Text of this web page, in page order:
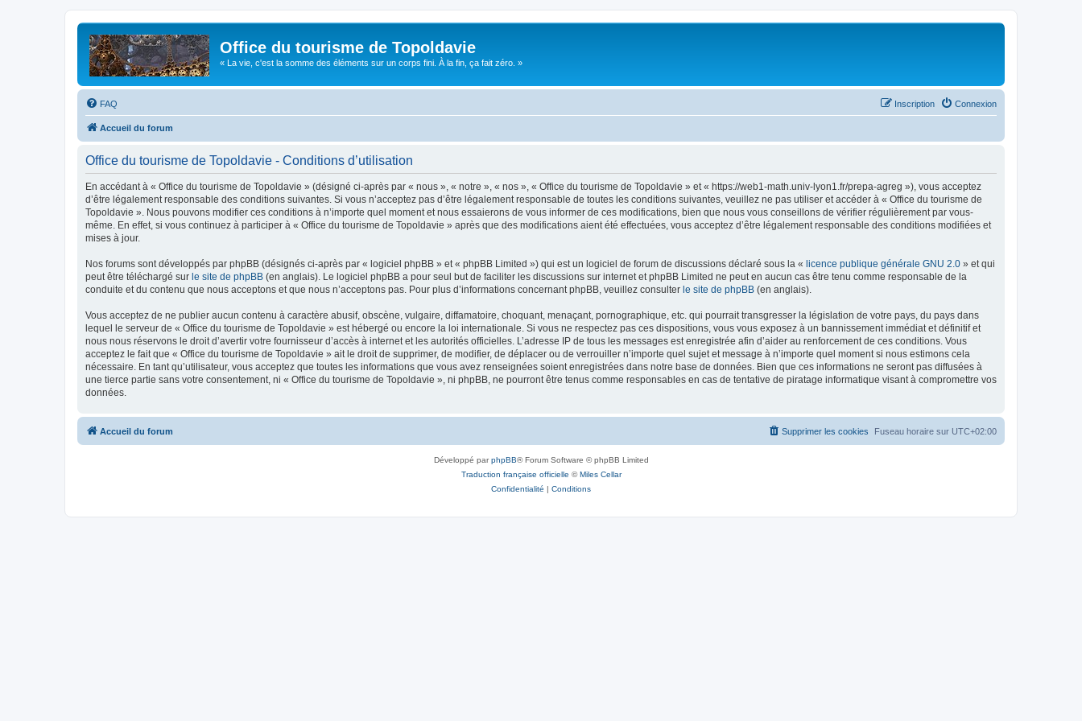
Office du tourisme de Topoldavie
« La vie, c'est la somme des éléments sur un corps fini. À la fin, ça fait zéro. »
FAQ Connexion
Inscription
Accueil du forum
Office du tourisme de Topoldavie - Conditions d’utilisation
En accédant à « Office du tourisme de Topoldavie » (désigné ci-après par « nous », « notre », « nos », « Office du tourisme de Topoldavie » et « https://web1-math.univ-lyon1.fr/prepa-agreg »), vous acceptez
d’être légalement responsable des conditions suivantes. Si vous n’acceptez pas d’être légalement responsable de toutes les conditions suivantes, veuillez ne pas utiliser et accéder à « Office du tourisme de
Topoldavie ». Nous pouvons modifier ces conditions à n’importe quel moment et nous essaierons de vous informer de ces modifications, bien que nous vous conseillons de vérifier régulièrement par vous-
même. En effet, si vous continuez à participer à « Office du tourisme de Topoldavie » après que des modifications aient été effectuées, vous acceptez d’être légalement responsable des conditions modifiées et
mises à jour.
Nos forums sont développés par phpBB (désignés ci-après par « logiciel phpBB » et « phpBB Limited ») qui est un logiciel de forum de discussions déclaré sous la « licence publique générale GNU 2.0 » et qui
peut être téléchargé sur le site de phpBB (en anglais). Le logiciel phpBB a pour seul but de faciliter les discussions sur internet et phpBB Limited ne peut en aucun cas être tenu comme responsable de la
conduite et du contenu que nous acceptons et que nous n’acceptons pas. Pour plus d’informations concernant phpBB, veuillez consulter le site de phpBB (en anglais).
Vous acceptez de ne publier aucun contenu à caractère abusif, obscène, vulgaire, diffamatoire, choquant, menaçant, pornographique, etc. qui pourrait transgresser la législation de votre pays, du pays dans
lequel le serveur de « Office du tourisme de Topoldavie » est hébergé ou encore la loi internationale. Si vous ne respectez pas ces dispositions, vous vous exposez à un bannissement immédiat et définitif et
nous nous réservons le droit d’avertir votre fournisseur d’accès à internet et les autorités officielles. L’adresse IP de tous les messages est enregistrée afin d’aider au renforcement de ces conditions. Vous
acceptez le fait que « Office du tourisme de Topoldavie » ait le droit de supprimer, de modifier, de déplacer ou de verrouiller n’importe quel sujet et message à n’importe quel moment si nous estimons cela
nécessaire. En tant qu’utilisateur, vous acceptez que toutes les informations que vous avez renseignées soient enregistrées dans notre base de données. Bien que ces informations ne seront pas diffusées à
une tierce partie sans votre consentement, ni « Office du tourisme de Topoldavie », ni phpBB, ne pourront être tenus comme responsables en cas de tentative de piratage informatique visant à compromettre vos
données.
Accueil du forum Fuseau horaire sur UTC+02:00
Supprimer les cookies
Développé parphpBB® Forum Software © phpBB Limited
Traduction française officielle ©Miles Cellar
Confidentialité | Conditions